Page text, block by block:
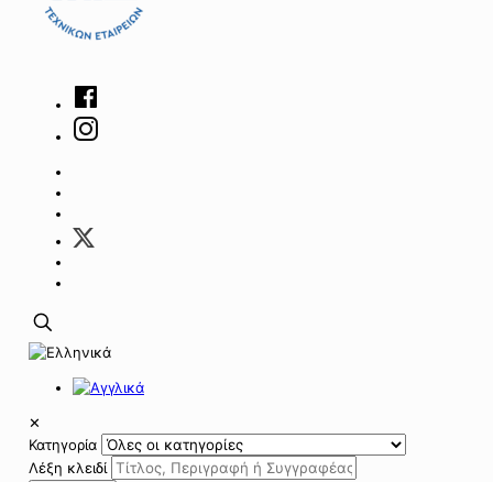
✕
Κατηγορία
Λέξη κλειδί